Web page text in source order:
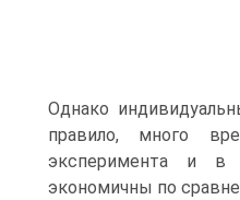
Однако
правило, много
эксперимента и
экономичны по